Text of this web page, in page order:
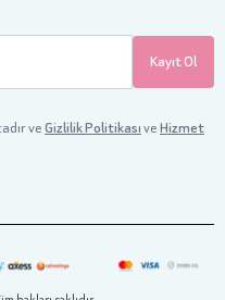
Kayıt Ol
veGizlilik PolitikasıveHizmet